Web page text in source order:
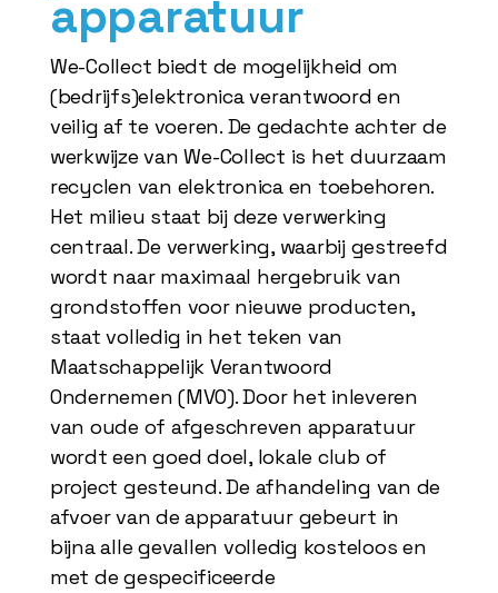
apparatuur
We-Collect biedt de mogelijkheid om
(bedrijfs)elektronica verantwoord en
veilig af te voeren. De gedachte achter de
werkwijze van We-Collect is het duurzaam
recyclen van elektronica en toebehoren.
Het milieu staat bij deze verwerking
centraal. De verwerking, waarbij gestreefd
wordt naar maximaal hergebruik van
grondstoffen voor nieuwe producten,
staat volledig in het teken van
Maatschappelijk Verantwoord
Ondernemen (MVO). Door het inleveren
van oude of afgeschreven apparatuur
wordt een goed doel, lokale club of
project gesteund. De afhandeling van de
afvoer van de apparatuur gebeurt in
bijna alle gevallen volledig kosteloos en
met de gespecificeerde